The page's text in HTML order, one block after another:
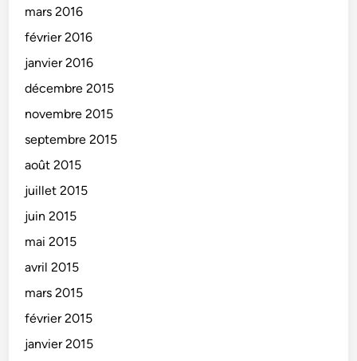
mars 2016
février 2016
janvier 2016
décembre 2015
novembre 2015
septembre 2015
août 2015
juillet 2015
juin 2015
mai 2015
avril 2015
mars 2015
février 2015
janvier 2015